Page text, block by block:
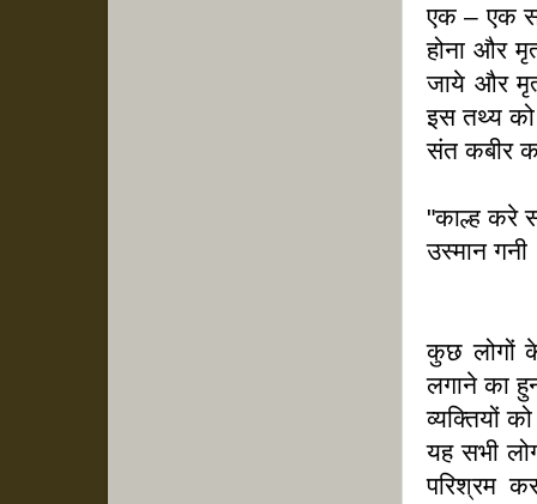
एक – एक
होना और
जाये और
इस तथ्य
संत कबीर
"काल्ह करे
उस्मान गनी
कुछ लोगों
लगाने का
व्यक्तियों
यह सभी
परिश्रम